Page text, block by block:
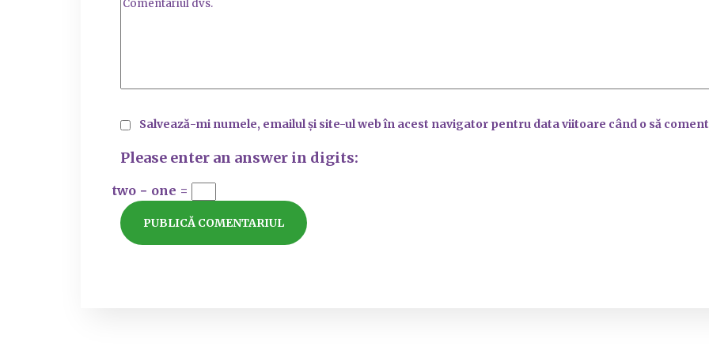
Salvează-mi numele, emailul și site-ul web în acest navigator pentru data viitoare când o să
Please enter an answer in digits:
two − one =